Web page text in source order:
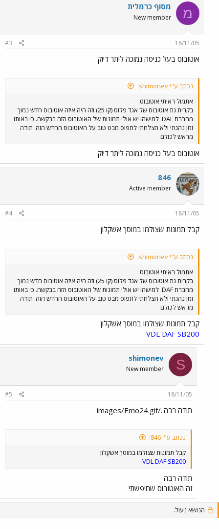
מ מסוף כרמלית
New member
18/11/05
#3
אוטובוס בעל כניסה נמוכה ליתר דיוק
נכתב ע"י shimonev:
אתמול ראיתי אוטובוס
בקרית גת אוטובוס של אגד פלוס (קו 25) וזה היה איזה אוטובוס חדש נמוך
מחברת DAF. למישהו יש אולי תמונות של האוטובוס הזה בבקשה. כי באותו
זמן נהגתי ולא הצלחתי לתפוס מבט טוב על האוטובוס החדש הזה תודה
מראש לכולם
אוטובוס בעל כניסה נמוכה ליתר דיוק
846
Active member
18/11/05
#4
קבל תמונות שצולמו במוסך אשקלון
נכתב ע"י shimonev:
אתמול ראיתי אוטובוס
בקרית גת אוטובוס של אגד פלוס (קו 25) וזה היה איזה אוטובוס חדש נמוך
מחברת DAF. למישהו יש אולי תמונות של האוטובוס הזה בבקשה. כי באותו
זמן נהגתי ולא הצלחתי לתפוס מבט טוב על האוטובוס החדש הזה תודה
מראש לכולם
קבל תמונות שצולמו במוסך אשקלון
VDL DAF SB200
S
shimonev
New member
18/11/05
#5
תודה רבה../images/Emo24.gif
נכתב ע"י 846:
קבל תמונות שצולמו במוסך אשקלון
VDL DAF SB200
תודה רבה
זה האוטובוס שחיפשתי
הנושא נעול.